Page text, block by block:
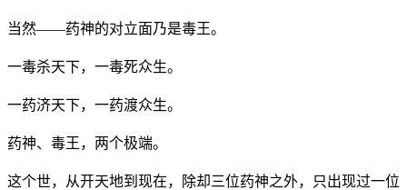
当然——药神的对立面乃是毒王。
一毒杀天下，一毒死众生。
一药济天下，一药渡众生。
药神、毒王，两个极端。
这个世，从开天地到现在，除却三位药神之外，只出现过一位